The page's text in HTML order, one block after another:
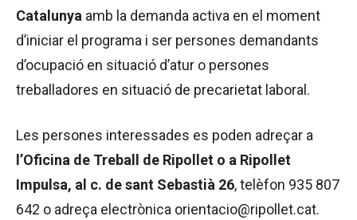
Catalunya amb la demanda activa en el moment
d’iniciar el programa i ser persones demandants
d’ocupació en situació d’atur o persones
treballadores en situació de precarietat laboral.
Les persones interessades es poden adreçar a
l’Oficina de Treball de Ripollet o a Ripollet
Impulsa, al c. de sant Sebastià 26, telèfon 935 807
642 o adreça electrònica orientacio@ripollet.cat.